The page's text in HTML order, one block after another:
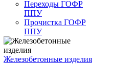
Переходы ГОФР
ППУ
Прочистка ГОФР
ППУ
Железобетонные изделия